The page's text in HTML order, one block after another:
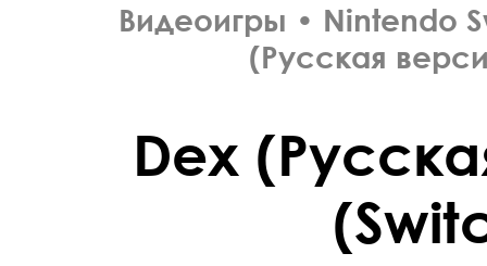
Видеоигры • Nintendo
(Русская
Dex